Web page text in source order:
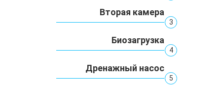
Вторая камера
3
Биозагрузка
4
Дренажный насос
5